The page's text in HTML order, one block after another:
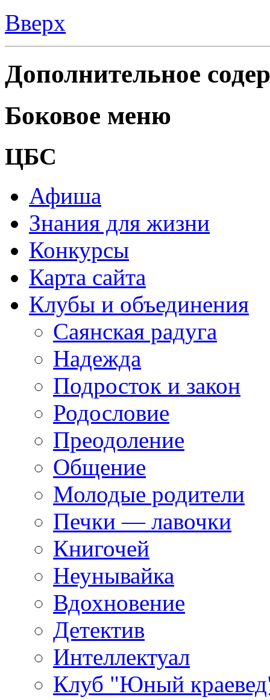
Вверх
Дополнительное
Боковое меню
ЦБС
Афиша
Знания для жизни
Конкурсы
Карта сайта
Клубы и объединения
Саянская радуга
Надежда
Подросток и закон
Родословие
Преодоление
Общение
Молодые родители
Печки — лавочки
Книгочей
Неунывайка
Вдохновение
Детектив
Интеллектуал
Клуб "Юный